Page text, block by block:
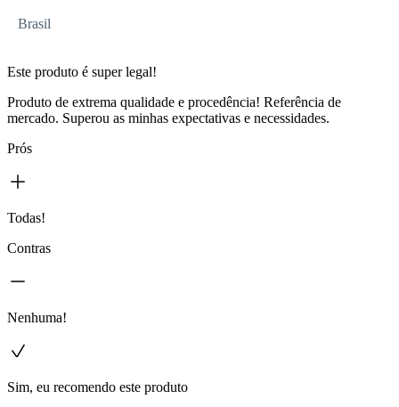
Brasil
Este produto é super legal!
Produto de extrema qualidade e procedência! Referência de
mercado. Superou as minhas expectativas e necessidades.
Prós
Todas!
Contras
Nenhuma!
Sim, eu recomendo este produto